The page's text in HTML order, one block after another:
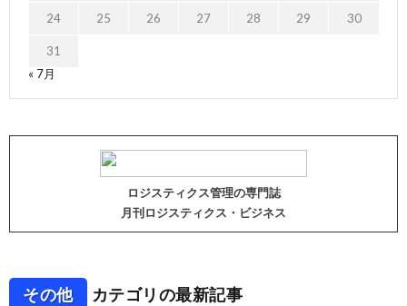
24 25 26 27 28 29 30
31
« 7月
ロジスティクス管理の専門誌
月刊ロジスティクス・ビジネス
その他 カテゴリの最新記事